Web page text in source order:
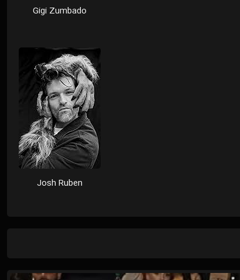
Gigi Zumbado
Josh Ruben